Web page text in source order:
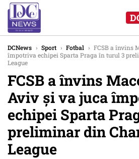
DCNews › Sport › Fotbal › FCSB a învins
împotriva echipei Sparta Praga în turul 3
League
FCSB a învins
Aviv și va juca
echipei Sparta
preliminar din
League